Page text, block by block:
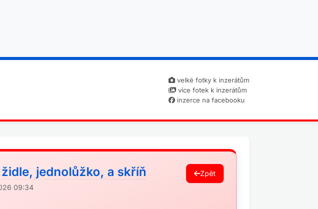
velké fotky k inzerátům
více fotek k inzerátům
inzerce na facebooku
jednolůžko, a skříň
09:34
Zpět